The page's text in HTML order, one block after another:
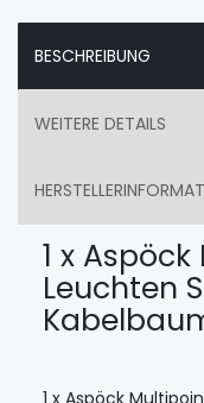
BESCHREIBUNG
WEITERE DETAILS
1 x
Leuchten